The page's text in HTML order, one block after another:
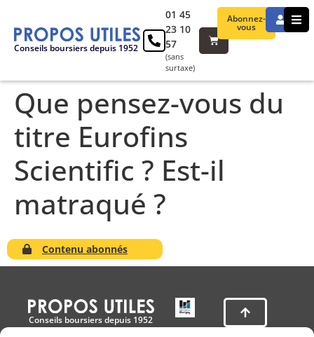
Conseils boursiers depuis 1952
Abonnez-
vous
01 45
23 10
57
(sans
surtaxe)
Que pensez-vous du
titre Eurofins
Scientific ? Est-il
matraqué ?
Contenu abonnés
Conseils boursiers depuis 1952